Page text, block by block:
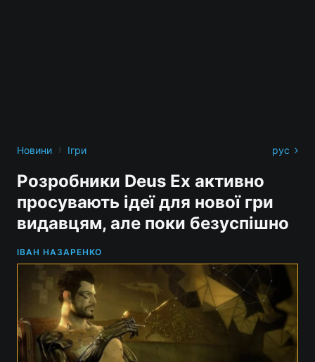
Новини › Ігри рус
Розробники Deus Ex активно
просувають ідеї для нової гри
видавцям, але поки безуспішно
ІВАН НАЗАРЕНКО